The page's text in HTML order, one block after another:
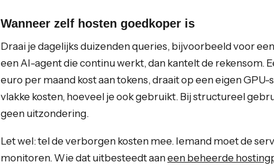
Wanneer zelf hosten goedkoper is
Draai je dagelijks duizenden queries, bijvoorbeeld voor
een AI-agent die continu werkt, dan kantelt de rekensom.
euro per maand kost aan tokens, draait op een eigen
vlakke kosten, hoeveel je ook gebruikt. Bij structureel
geen uitzondering.
Let wel: tel de verborgen kosten mee. Iemand moet de
monitoren. Wie dat uitbesteedt aaneen beheerde